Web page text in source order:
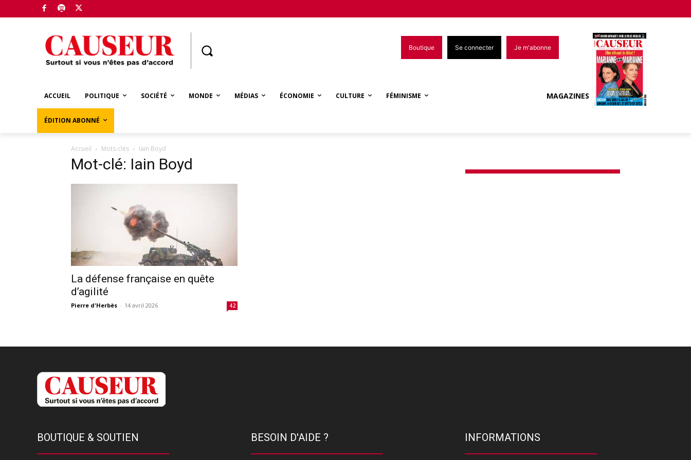
Boutique Se connecter Je m'abonne
ACCUEIL POLITIQUE SOCIÉTÉ MONDE MÉDIAS ÉCONOMIE CULTURE FÉMINISME
ÉDITION ABONNÉ
MAGAZINES
Accueil Mots-clés Iain Boyd
Mot-clé: Iain Boyd
La défense française en quête
d’agilité
Pierre d'Herbès - 14 avril 2026 42
BOUTIQUE & SOUTIEN BESOIN D'AIDE ? INFORMATIONS